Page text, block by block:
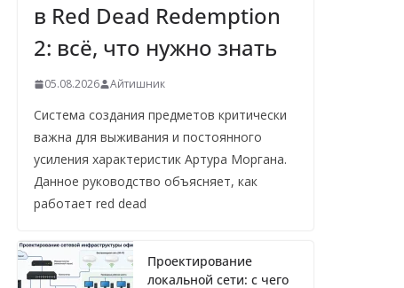
в Red Dead Redemption
2: всё, что нужно знать
05.08.2026 Айтишник
Система создания предметов критически
важна для выживания и постоянного
усиления характеристик Артура Моргана.
Данное руководство объясняет, как
работает red dead
Проектирование
локальной сети: с чего